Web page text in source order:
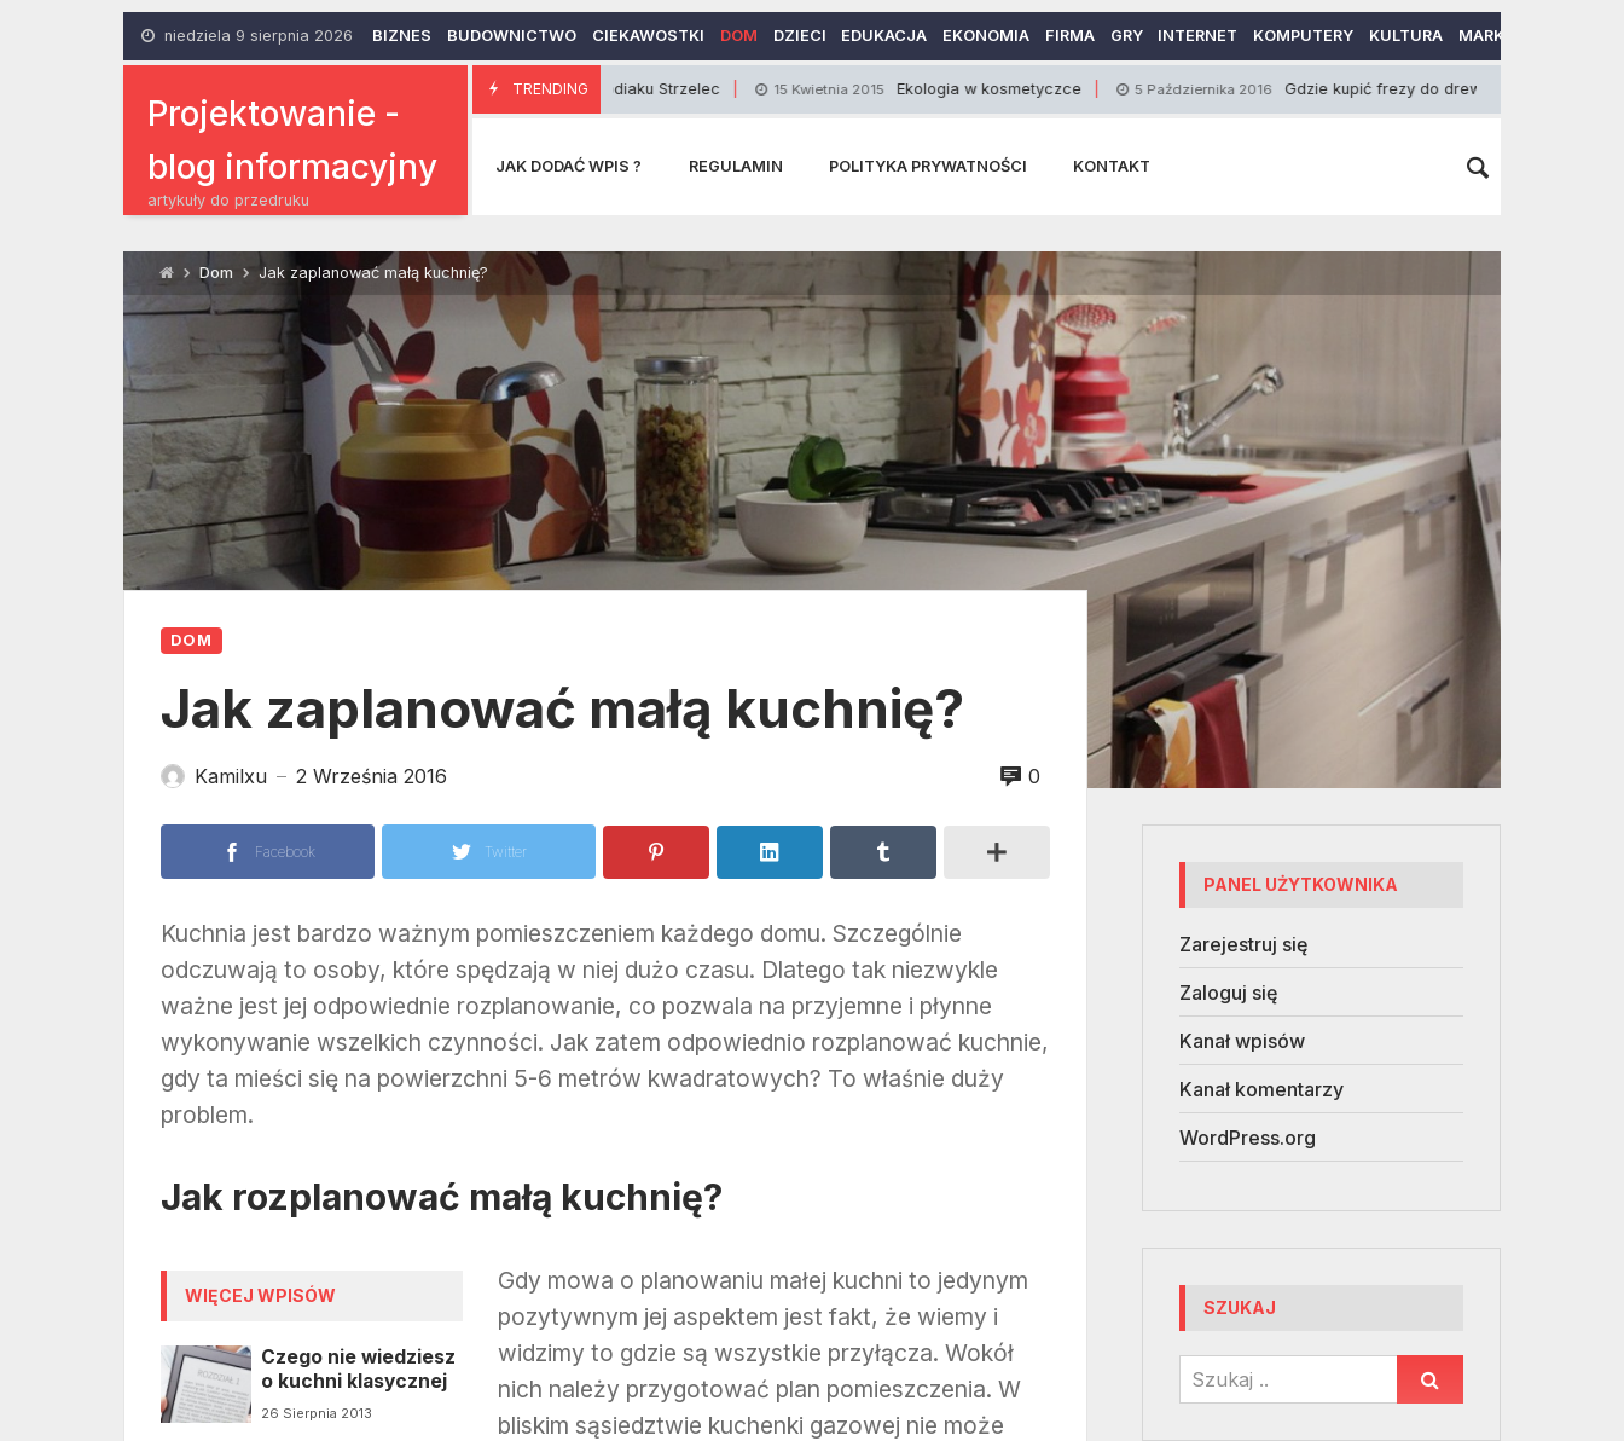
niedziela 9 sierpnia 2026 BIZNES BUDOWNICTWO CIEKAWOSTKI DOM DZIECI EDUKACJA EKONOMIA FIRMA GRY INTERNET KOMPUTERY KULTURA MARKETING
Projektowanie -
blog informacyjny
artykuły do przedruku
TRENDING
Znak zodiaku Strzelec 15 Kwietnia 2015 Ekologia w kosmetyczce 5 Października 2016 Gdzie kupić frezy do drewna? 26 Marca 2015
JAK DODAĆ WPIS ? REGULAMIN POLITYKA PRYWATNOŚCI KONTAKT
Dom Jak zaplanować małą kuchnię?
DOM
Jak zaplanować małą kuchnię?
Kamilxu — 2 Września 2016 0
Facebook Twitter
Kuchnia jest bardzo ważnym pomieszczeniem każdego domu. Szczególnie
odczuwają to osoby, które spędzają w niej dużo czasu. Dlatego tak niezwykle
ważne jest jej odpowiednie rozplanowanie, co pozwala na przyjemne i płynne
wykonywanie wszelkich czynności. Jak zatem odpowiednio rozplanować kuchnie,
gdy ta mieści się na powierzchni 5-6 metrów kwadratowych? To właśnie duży
problem.
Jak rozplanować małą kuchnię?
WIĘCEJ WPISÓW
Czego nie wiedziesz
o kuchni klasycznej
26 Sierpnia 2013
Gdy mowa o planowaniu małej kuchni to jedynym
pozytywnym jej aspektem jest fakt, że wiemy i
widzimy to gdzie są wszystkie przyłącza. Wokół
nich należy przygotować plan pomieszczenia. W
bliskim sąsiedztwie kuchenki gazowej nie może
PANEL UŻYTKOWNIKA
Zarejestruj się
Zaloguj się
Kanał wpisów
Kanał komentarzy
WordPress.org
SZUKAJ